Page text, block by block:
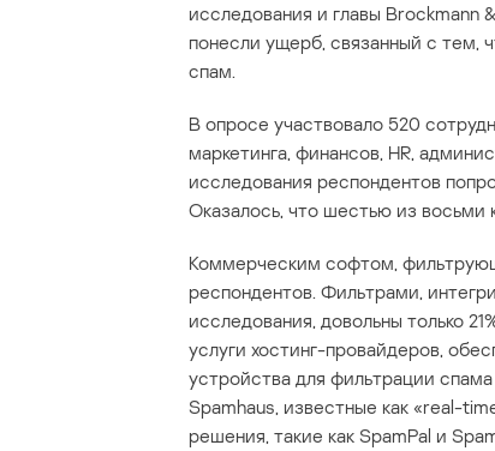
исследования и главы Brockmann
понесли ущерб, связанный с тем,
спам.
В опросе участвовало 520
маркетинга, финансов, HR,
исследования респондентов
Оказалось, что шестью из восьми
Коммерческим софтом,
респондентов. Фильтрами,
исследования, довольны только
услуги хостинг-провайдеров,
устройства для фильтрации
Spamhaus, известные как «real-
решения, такие как SpamPal и